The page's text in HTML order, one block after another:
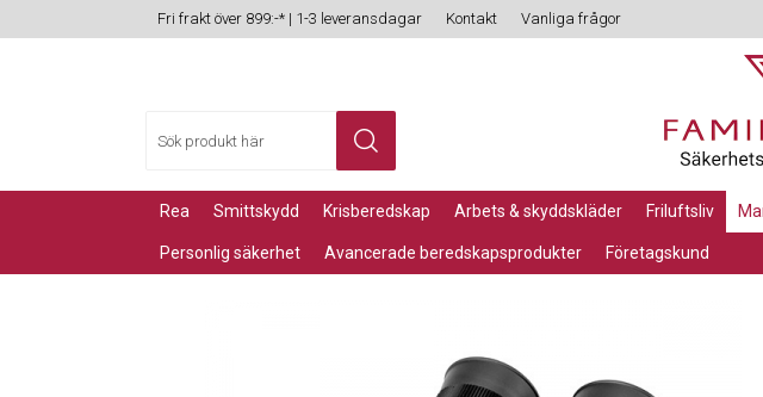
Fri frakt över 899:-* | 1-3 leveransdagar Kontakt Vanliga frågor
rea smittskydd krisberedskap arbets & skyddskläder friluftsliv
personlig säkerhet avancerade beredskapsprodukter företagskund
Hem/Marina Produkter Allt om marina produkter/Kikare 8x40 m/lasermätare och kompass